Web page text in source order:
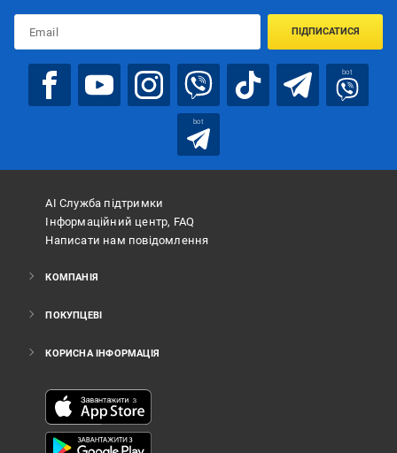
ПІДПИСАТИСЯ
bot
bot
АІ Служба підтримки
Інформаційний центр, FAQ
Написати нам повідомлення
КОМПАНІЯ
ПОКУПЦЕВІ
КОРИСНА ІНФОРМАЦІЯ